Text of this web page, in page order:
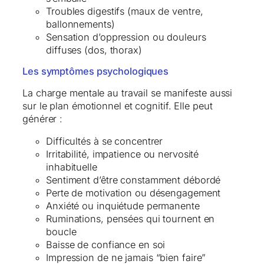
Troubles digestifs (maux de ventre,
ballonnements)
Sensation d’oppression ou douleurs
diffuses (dos, thorax)
Les symptômes psychologiques
La charge mentale au travail se manifeste aussi
sur le plan émotionnel et cognitif. Elle peut
générer :
Difficultés à se concentrer
Irritabilité, impatience ou nervosité
inhabituelle
Sentiment d’être constamment débordé
Perte de motivation ou désengagement
Anxiété ou inquiétude permanente
Ruminations, pensées qui tournent en
boucle
Baisse de confiance en soi
Impression de ne jamais “bien faire”